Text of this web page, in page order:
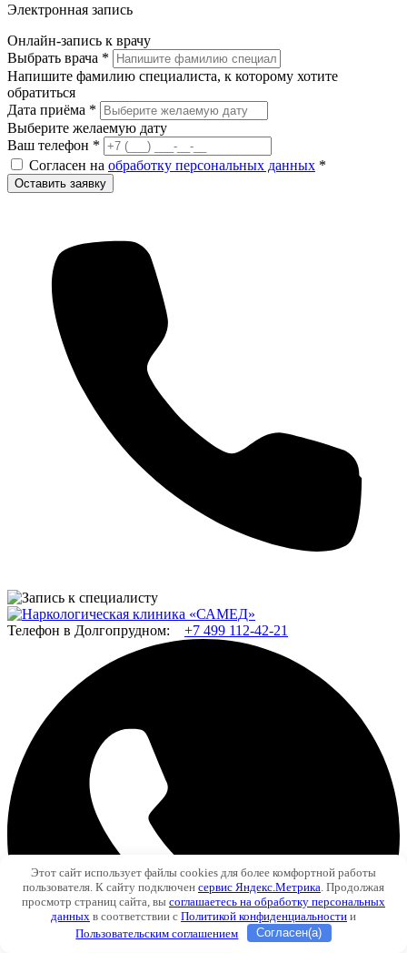
Электронная запись
Онлайн-запись к врачу
Выбрать врача *
Напишите фамилию специалиста, к которому хотите
обратиться
Дата приёма *
Выберите желаемую дату
Ваш телефон *
Согласен на обработку персональных данных *
Оставить заявку
Телефон в Долгопрудном: +7 499 112-42-21
Этот сайт использует файлы cookies для более комфортной работы
пользователя. К сайту подключен сервис Яндекс.Метрика . Продолжая
просмотр страниц сайта, вы соглашаетесь на обработку персональных
данных в соответствии с Политикой конфиденциальности и
Пользовательским соглашением
Согласен(а)